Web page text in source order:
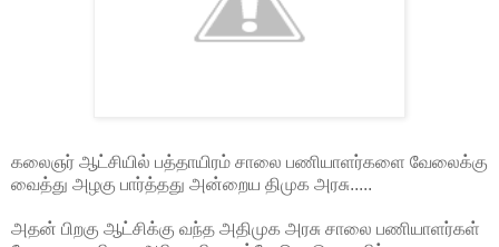
கலைஞர் ஆட்சியில் பத்தாயிரம் சாலை பணியாளர்களை வேலைக்கு
வைத்து அழகு பார்த்தது அன்றைய திமுக அரசு.....
அதன் பிறகு ஆட்சிக்கு வந்த அதிமுக அரசு சாலை பணியாளர்கள்